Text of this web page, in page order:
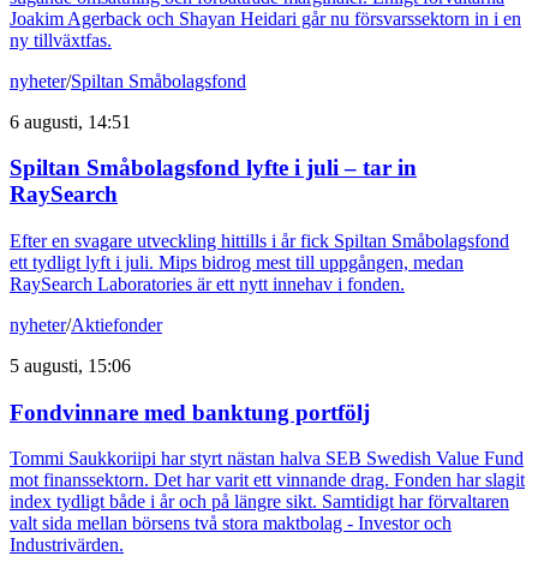
Joakim Agerback och Shayan Heidari går nu försvarssektorn in i en
ny tillväxtfas.
nyheter/Spiltan Småbolagsfond
6 augusti, 14:51
Spiltan Småbolagsfond lyfte i juli – tar in
RaySearch
Efter en svagare utveckling hittills i år fick Spiltan Småbolagsfond
ett tydligt lyft i juli. Mips bidrog mest till uppgången, medan
RaySearch Laboratories är ett nytt innehav i fonden.
nyheter/Aktiefonder
5 augusti, 15:06
Fondvinnare med banktung portfölj
Tommi Saukkoriipi har styrt nästan halva SEB Swedish Value Fund
mot finanssektorn. Det har varit ett vinnande drag. Fonden har slagit
index tydligt både i år och på längre sikt. Samtidigt har förvaltaren
valt sida mellan börsens två stora maktbolag - Investor och
Industrivärden.